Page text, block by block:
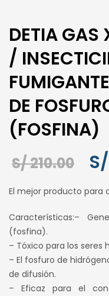
DETIA GAS
/
DE
(FOSFINA)
S/210.00
El
S/
El mejor producto para
Características:–
(fosfina).
– Tóxico para los seres
– El fosfuro de
de difusión.
– Eficaz para el